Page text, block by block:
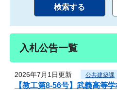
入札公告一覧
2026年7月1日更新 公共建築課
【教工第8-56号】武義高等